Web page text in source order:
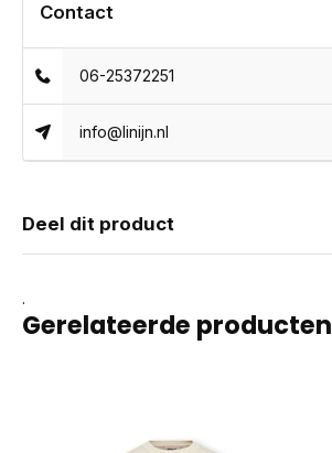
Contact
06-25372251
info@linijn.nl
Deel dit product
.
Gerelateerde producten